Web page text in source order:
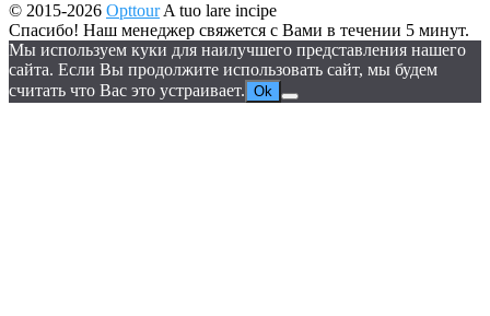
© 2015-2026 OpttourA tuo lare incipe
Спасибо! Наш менеджер свяжется с Вами в течении 5 минут.
Мы используем куки для наилучшего представления нашего
сайта. Если Вы продолжите использовать сайт, мы будем
считать что Вас это устраивает. Ok